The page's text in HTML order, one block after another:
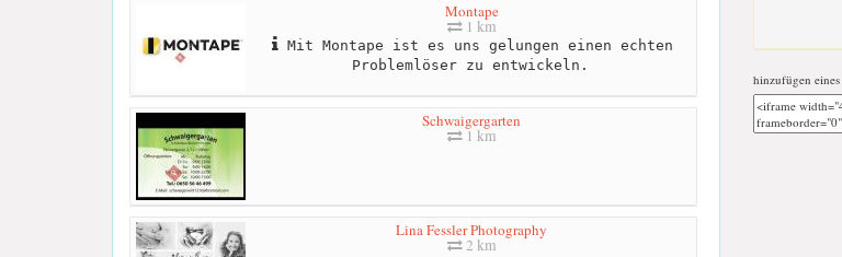
Montape
1 km
Mit Montape ist es uns gelungen einen echten
Problemlöser zu entwickeln.
Schwaigergarten
1 km
Lina Fessler Photography
2 km
hinzufügen eines